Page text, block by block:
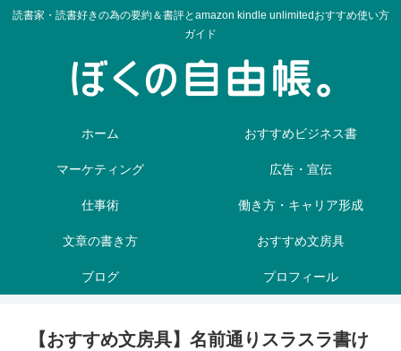
読書家・読書好きの為の要約＆書評とamazon kindle unlimitedおすすめ使い方
ガイド
ホーム おすすめビジネス書
マーケティング 広告・宣伝
仕事術 働き方・キャリア形成
文章の書き方 おすすめ文房具
ブログ プロフィール
【おすすめ文房具】名前通りスラスラ書け